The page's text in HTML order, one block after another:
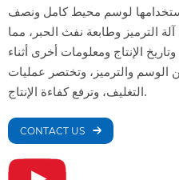
استخدامها لوسم محيط كامل ونصف
الترميز وطابعة نفث الحبر، مما
الإنتاج ومعلومات أخرى أثناء
الوسم والترميز، وتختصر عمليات
التغليف، وترفع كفاءة الإنتاج.
CONTACT US